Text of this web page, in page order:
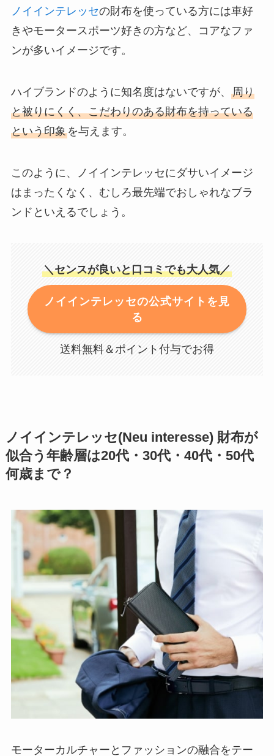
ノイインテレッセの財布を使っている方には車好
きやモータースポーツ好きの方など、コアなファ
ンが多いイメージです。
ハイブランドのように知名度はないですが、 周り
と被りにくく、こだわりのある財布を持っている
という印象を与えます。
このように、ノイインテレッセにダサいイメージ
はまったくなく、むしろ最先端でおしゃれなブラ
ンドといえるでしょう。
＼センスが良いと口コミでも大人気／
ノイインテレッセの公式サイトを見
る
送料無料＆ポイント付与でお得
ノイインテレッセ(Neu interesse) 財布が
似合う年齢層は20代・30代・40代・50代
何歳まで？
モーターカルチャーとファッションの融合をテー